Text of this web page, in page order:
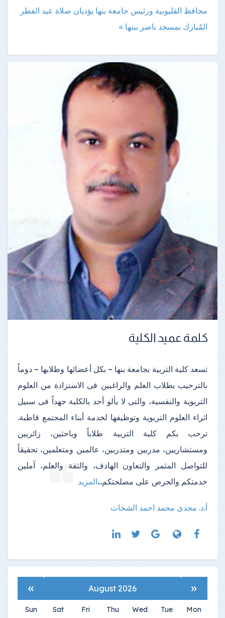
محافظ القليوبية ورئيس جامعة بنها يؤديان صلاة عيد الفطر
المُبارك بمسجد ناصر ببنها »
كلمة عميد الكلية
تسعد كلية التربية بجامعة بنها – بكل أعضائها وطلابها – دوماً
بالترحيب بطلاب العلم والراغبين فى الاستزادة من العلوم
التربوية والنفسية، والتى لا يألو أحد بالكلية جهداً فى سبيل
اثراء العلوم التربوية وتوظيفها لخدمة أبناء المجتمع قاطبة.
ترحب بكم كلية التربية طلاباً وباحثين، زائريين
ومستشاريين، مدربين ومتدربين، عالمين ومتعلمين، تحقيقاً
للتواصل المثمر والتعاون الهادف، والثقة والعلم، آملين
خدمتكم والحرص على مصلحتكم...المزيد
أ.د. مجدى محمد احمد الشحات
«
August 2026
»
Mon
Tue
Wed
Thu
Fri
Sat
Sun